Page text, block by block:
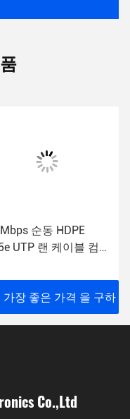
순동 HDPE
UTP 랜 케이블 컴퓨
가장 좋은 가격 을 구하
Co.,Ltd